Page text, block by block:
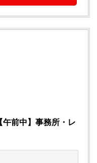
前中】事務所・レ